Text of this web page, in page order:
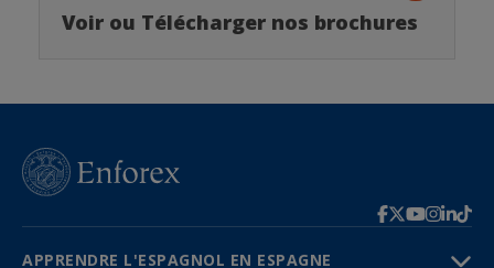
Voir ou Télécharger nos brochures
APPRENDRE L'ESPAGNOL EN ESPAGNE